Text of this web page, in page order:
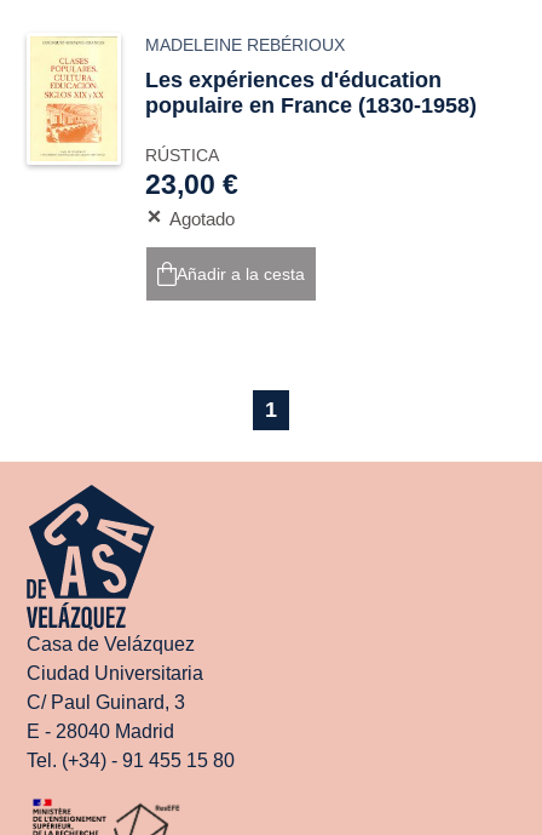
MADELEINE REBÉRIOUX
Les expériences d'éducation
populaire en France (1830-1958)
RÚSTICA
23,00 €
Agotado
Añadir a la cesta
1
Casa de Velázquez
Ciudad Universitaria
C/ Paul Guinard, 3
E - 28040 Madrid
Tel. (+34) - 91 455 15 80